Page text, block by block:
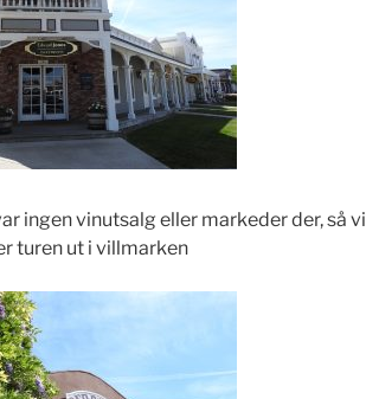
ingen vinutsalg eller markeder der, så vi
turen ut i villmarken